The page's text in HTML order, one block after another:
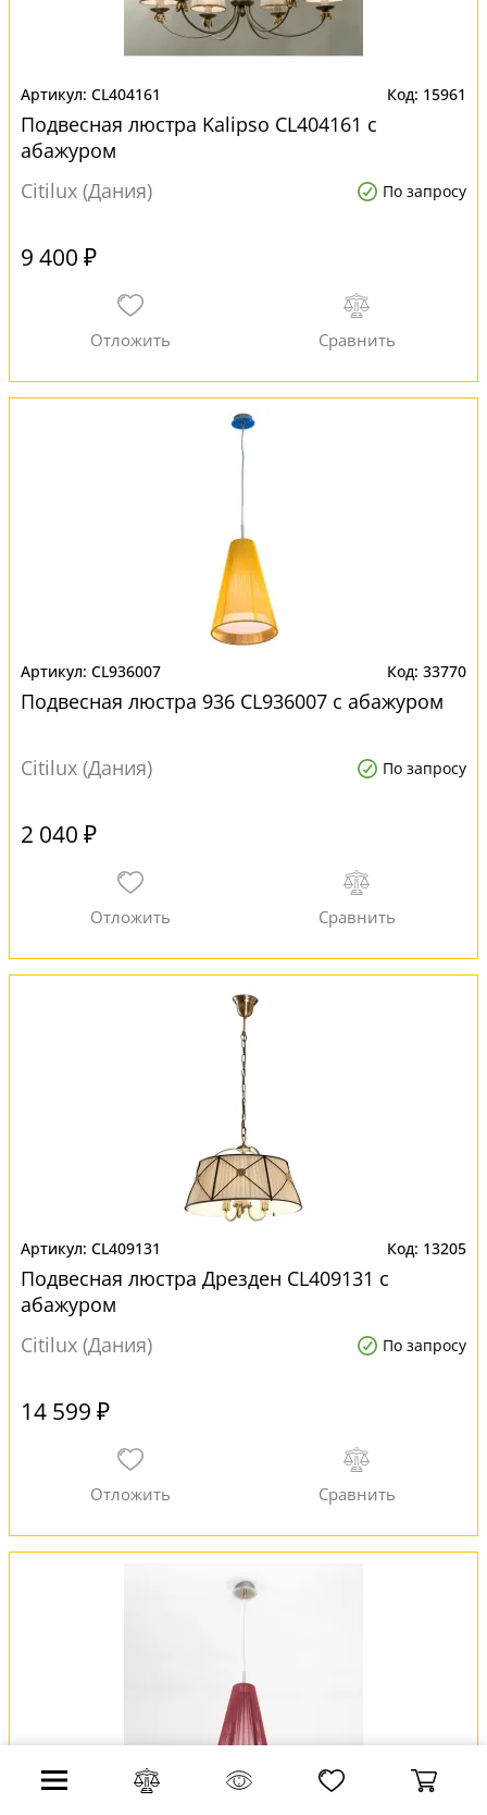
CL404161 15961
Подвесная люстра Kalipso CL404161 с
абажуром
Citilux (Дания)
По запросу
9 400 ₽
CL936007 33770
Подвесная люстра 936 CL936007 с абажуром
Citilux (Дания) По запросу
2 040 ₽
CL409131 13205
Подвесная люстра Дрезден CL409131 с
абажуром
Citilux (Дания)
По запросу
14 599 ₽